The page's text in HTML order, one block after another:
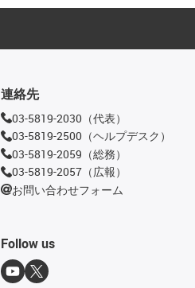
連絡先
03-5819-2030（代表）
03-5819-2500（ヘルプデスク）
03-5819-2059（総務）
03-5819-2057（広報）
お問い合わせフォーム
Follow us